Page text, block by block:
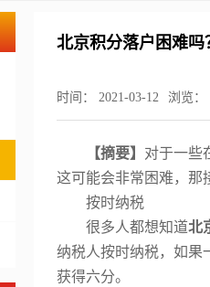
北京积分落户困难吗
时间： 2021-03-12 浏览：
【摘要】 对于一些
这可能会非常困难，那
按时纳税
很多人都想知道北
纳税人按时纳税，如果
获得六分。